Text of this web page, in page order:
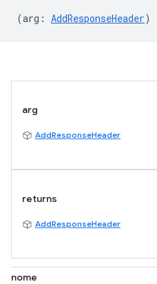
(arg : AddResponseHeader)
arg
AddResponseHeader
returns
AddResponseHeader
nome